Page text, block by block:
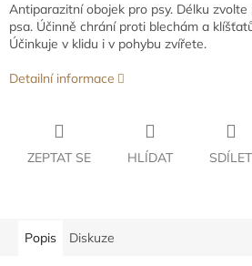
Antiparazitní obojek pro psy. Délku
psa. Účinně chrání proti blechám a
Účinkuje v klidu i v pohybu zvířete.
Detailní informace
ZEPTAT SE HLÍDAT SDÍLET
Popis Diskuze